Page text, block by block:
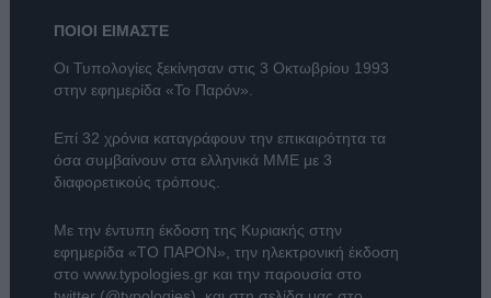
ΠΟΙΟΙ ΕΙΜΑΣΤΕ
Οι Τυπολογίες ξεκίνησαν στις 3 Οκτωβρίου 1993
στην εφημερίδα «Το Παρόν».
Επί 32 χρόνια καταγράφουν την επικαιρότητα τα
όσα συμβαίνουν στα ελληνικά ΜΜΕ με 3
διαφορετικούς τρόπους.
Με την έντυπη έκδοση της Κυριακής στην
εφημερίδα «ΤΟ ΠΑΡΟΝ» , την ηλεκτρονική έκδοση
στο www.typologies.grκαι την παρουσία στο